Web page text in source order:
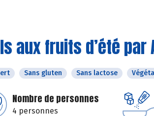
aux fruits d’été par
Sans gluten Sans lactose
Nombre de personnes
4 personnes